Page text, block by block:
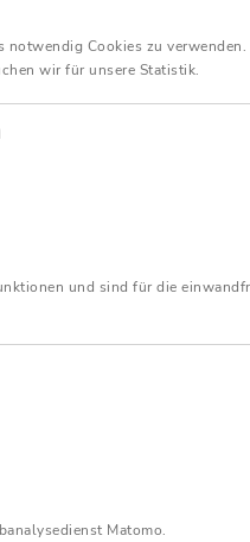
notwendig Cookies zu
wir für unsere Statistik.
und sind für die
Matomo.